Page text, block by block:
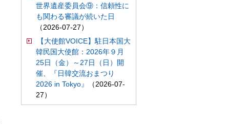
世界遺産委員会⑨：信頼性に
も関わる審議が続いた日
（2026-07-27）
【大使館VOICE】駐日本国大
韓民国大使館：2026年９月
25日（金）～27日（日）開
催、『日韓交流おまつり
2026 in Tokyo』
（2026-07-
27）